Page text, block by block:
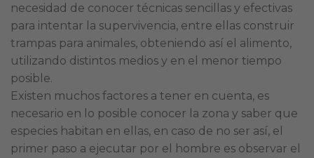
necesidad de conocer técnicas sencillas y efectivas
para intentar la supervivencia, entre ellas construir
trampas para animales, obteniendo así el alimento,
utilizando distintos medios y en el menor tiempo
posible.
Existen muchos factores a tener en cuenta, es
necesario en lo posible conocer la zona y saber que
especies habitan en ellas, en caso de no ser así, el
primer paso a ejecutar por el hombre es observar el